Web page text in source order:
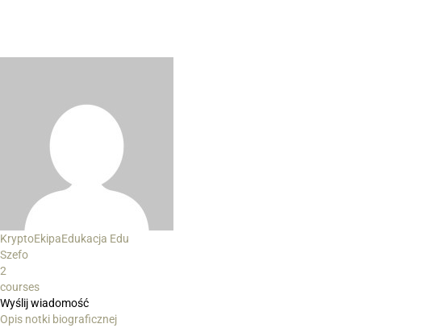
KryptoEkipaEdukacja Edu
Szefo
2
courses
Wyślij wiadomość
Opis notki biograficznej